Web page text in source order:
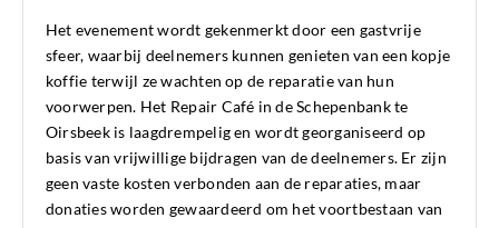
Het evenement wordt gekenmerkt door een gastvrije
sfeer, waarbij deelnemers kunnen genieten van een kopje
koffie terwijl ze wachten op de reparatie van hun
voorwerpen. Het Repair Café in de Schepenbank te
Oirsbeek is laagdrempelig en wordt georganiseerd op
basis van vrijwillige bijdragen van de deelnemers. Er zijn
geen vaste kosten verbonden aan de reparaties, maar
donaties worden gewaardeerd om het voortbestaan van